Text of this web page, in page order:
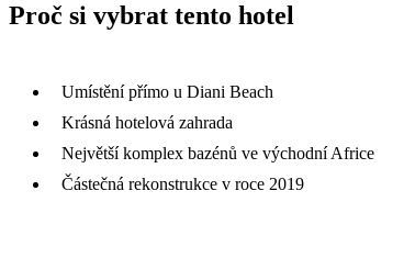
Proč si vybrat tento hotel
Umístění přímo u Diani Beach
Krásná hotelová zahrada
Největší komplex bazénů ve východní Africe
Částečná rekonstrukce v roce 2019